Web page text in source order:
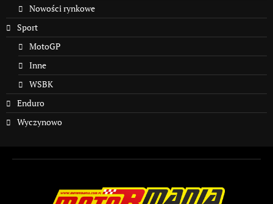
Nowości rynkowe
Sport
MotoGP
Inne
WSBK
Enduro
Wyczynowo